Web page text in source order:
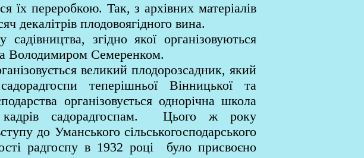
їх переробкою. Так, з архівних матеріалів
декалітрів плодовоягідного вина.
згідно якої організовуються
Володимиром Семеренком.
великий плодорозсадник, який
теперішньої Вінницької та
організовується однорічна школа
кадрів садорадгоспам. Цього ж року
до Уманського сільськогосподарського
радгоспу в 1932 році було присвоєно